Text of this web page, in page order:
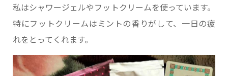
私はシャワージェルやフットクリームを使っています。
特にフットクリームはミントの香りがして、一日の疲
れをとってくれます。